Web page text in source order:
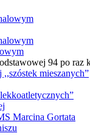
94 po raz
mieszanych”
Marcina Gortata